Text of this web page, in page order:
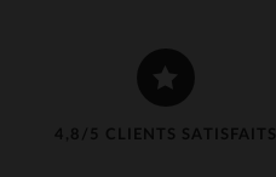
4,8/5 CLIENTS SATISFAITS